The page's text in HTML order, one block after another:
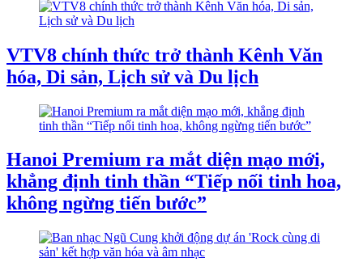
VTV8 chính thức trở thành Kênh Văn
hóa, Di sản, Lịch sử và Du lịch
Hanoi Premium ra mắt diện mạo mới,
khẳng định tinh thần “Tiếp nối tinh hoa,
không ngừng tiến bước”